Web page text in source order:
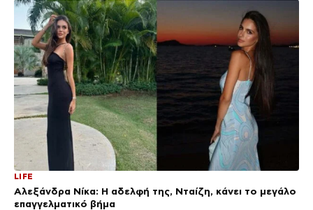
LIFE
Αλεξάνδρα Νίκα: Η αδελφή της, Νταίζη, κάνει το μεγάλο
επαγγελματικό βήμα